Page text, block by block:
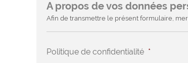
A propos de vos données
Afin de transmettre le présent formulaire,
Politique de confidentialité *